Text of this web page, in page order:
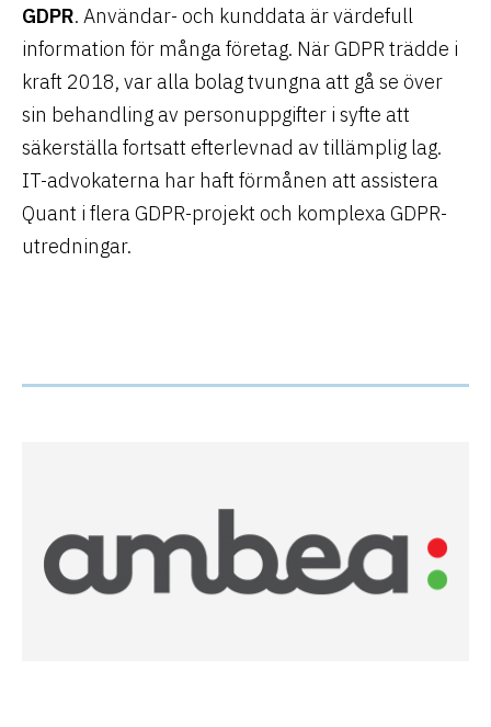
GDPR. Användar- och kunddata är värdefull
information för många företag. När GDPR trädde i
kraft 2018, var alla bolag tvungna att gå se över
sin behandling av personuppgifter i syfte att
säkerställa fortsatt efterlevnad av tillämplig lag.
IT-advokaterna har haft förmånen att assistera
Quant i flera GDPR-projekt och komplexa GDPR-
utredningar.